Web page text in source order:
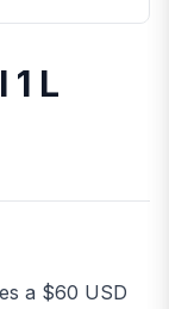
L
a $60 USD